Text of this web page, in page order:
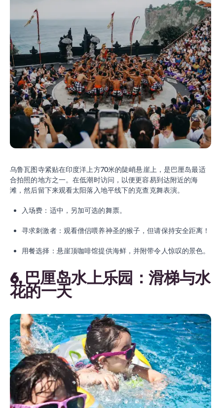
乌鲁瓦图寺紧贴在印度洋上方70米的陡峭悬崖上，是巴厘岛最适
合拍照的地方之一。在低潮时访问，以便更容易到达附近的海
滩，然后留下来观看太阳落入地平线下的克查克舞表演。
入场费：适中，另加可选的舞票。
寻求刺激者：观看僧侣喂养神圣的猴子，但请保持安全距离！
用餐选择：悬崖顶咖啡馆提供海鲜，并附带令人惊叹的景色。
6. 巴厘岛水上乐园：滑梯与水
花的一天